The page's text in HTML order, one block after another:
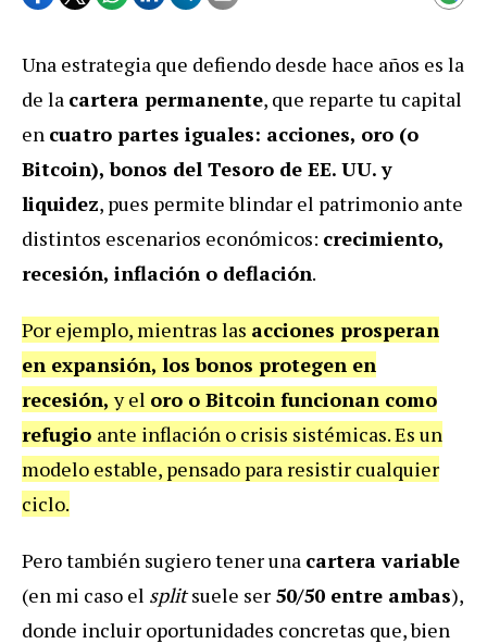
Una estrategia que defiendo desde hace años es la
de la cartera permanente, que reparte tu capital
en cuatro partes iguales: acciones, oro (o
Bitcoin), bonos del Tesoro de EE. UU. y
liquidez, pues permite blindar el patrimonio ante
distintos escenarios económicos: crecimiento,
recesión, inflación o deflación.
Por ejemplo, mientras las acciones prosperan
en expansión, los bonos protegen en
recesión, y el oro o Bitcoin funcionan como
refugio ante inflación o crisis sistémicas. Es un
modelo estable, pensado para resistir cualquier
ciclo.
Pero también sugiero tener una cartera variable
(en mi caso el splitsuele ser 50/50 entre ambas),
donde incluir oportunidades concretas que, bien